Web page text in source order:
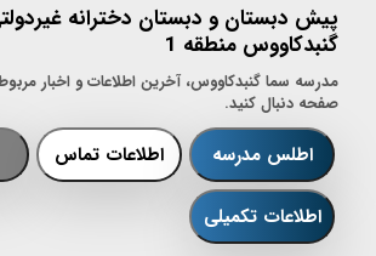
پیش دبستان و دبستان دخترانه
گنبدکاووس منطقه 1
مدرسه سما گنبدکاووس، آخرین اطلاعات و اخبار
صفحه دنبال کنید.
اطلس مدرسه اطلاعات تماس
اطلاعات تکمیلی